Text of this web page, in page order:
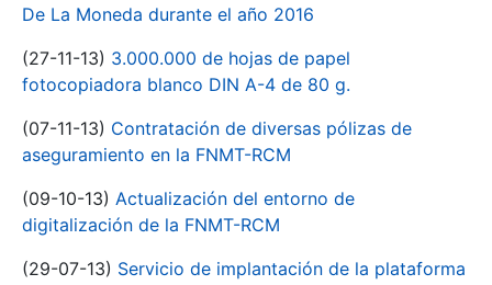
De La Moneda durante el año 2016
(27-11-13) 3.000.000 de hojas de papel
fotocopiadora blanco DIN A-4 de 80 g.
(07-11-13) Contratación de diversas pólizas de
aseguramiento en la FNMT-RCM
(09-10-13) Actualización del entorno de
digitalización de la FNMT-RCM
(29-07-13) Servicio de implantación de la plataforma